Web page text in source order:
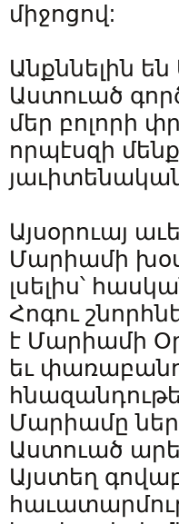
միջոցով:
Անքննելին
Աստուած
մեր բոլորի
որպէսզի
Այսօրուայ
Մարիամի
լսելիս՝
Հոգու
է Մարիամի
եւ
Մարիամը
Աստուած
Այստեղ